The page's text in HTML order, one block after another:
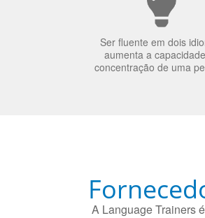
Ser fluente em dois
aumenta a
concentração de uma
A Language Trainers